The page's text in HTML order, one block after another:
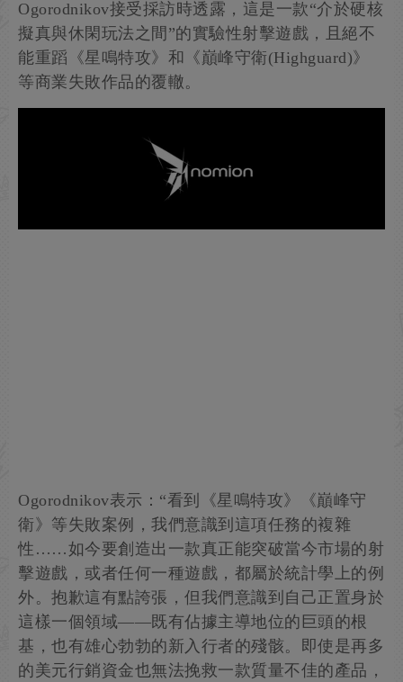
Ogorodnikov接受採訪時透露，這是一款“介於硬核
擬真與休閑玩法之間”的實驗性射擊遊戲，且絕不
能重蹈《星鳴特攻》和《巔峰守衛(Highguard)》
等商業失敗作品的覆轍。
Ogorodnikov表示：“看到《星鳴特攻》《巔峰守
衛》等失敗案例，我們意識到這項任務的複雜
性……如今要創造出一款真正能突破當今市場的射
擊遊戲，或者任何一種遊戲，都屬於統計學上的例
外。抱歉這有點誇張，但我們意識到自己正置身於
這樣一個領域——既有佔據主導地位的巨頭的根
基，也有雄心勃勃的新入行者的殘骸。即使是再多
的美元行銷資金也無法挽救一款質量不佳的產品，